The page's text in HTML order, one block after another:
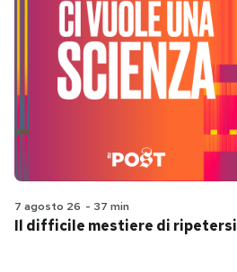
7 agosto 26 - 37 min
Il difficile mestiere di ripetersi